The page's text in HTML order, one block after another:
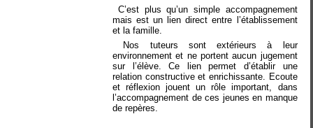
C’est plus qu’un simple accompagnement
mais est un lien direct entre l’établissement
et la famille.
Nos tuteurs sont extérieurs à leur
environnement et ne portent aucun jugement
sur l’élève. Ce lien permet d’établir une
relation constructive et enrichissante. Ecoute
et réflexion jouent un rôle important, dans
l’accompagnement de ces jeunes en manque
de repères.